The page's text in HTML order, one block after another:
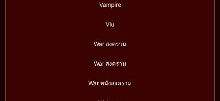
Vampire
Viu
War สงคราม
War สงคราม
War หนังสงคราม